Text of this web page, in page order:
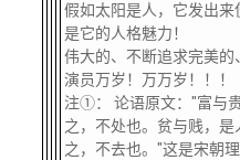
假如太阳是人，它发出
是它的人格魅力！
伟大的、不断追求完美的
演员万岁！万万岁！！！
注①： 论语原文："富与
之，不处也。贫与贱，
之，不去也。"这是宋朝